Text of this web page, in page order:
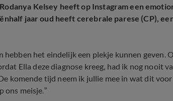
Rodanya Kelsey heeft op Instagram een
jaar oud heeft cerebrale parese (CP),
het eindelijk een plekje kunnen geven.
Ella deze diagnose kreeg, had ik nog nooit
komende tijd neem ik jullie mee in wat dit
ons meisje.”